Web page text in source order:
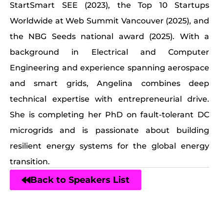
StartSmart SEE (2023), the Top 10 Startups
Worldwide at Web Summit Vancouver (2025), and
the NBG Seeds national award (2025). With a
background in Electrical and Computer
Engineering and experience spanning aerospace
and smart grids, Angelina combines deep
technical expertise with entrepreneurial drive.
She is completing her PhD on fault-tolerant DC
microgrids and is passionate about building
resilient energy systems for the global energy
transition.
Back to Speakers List